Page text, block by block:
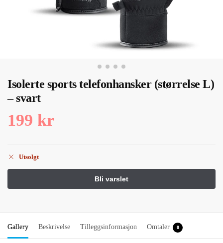
Isolerte sports telefonhansker (størrelse L)
– svart
199 kr
Utsolgt
Gallery Beskrivelse Tilleggsinformasjon Omtaler 0